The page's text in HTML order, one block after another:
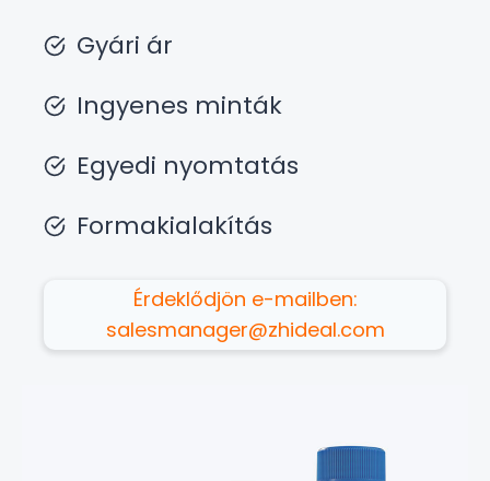
Gyári ár
Ingyenes minták
Egyedi nyomtatás
Formakialakítás
Érdeklődjön e-mailben:
salesmanager@zhideal.com